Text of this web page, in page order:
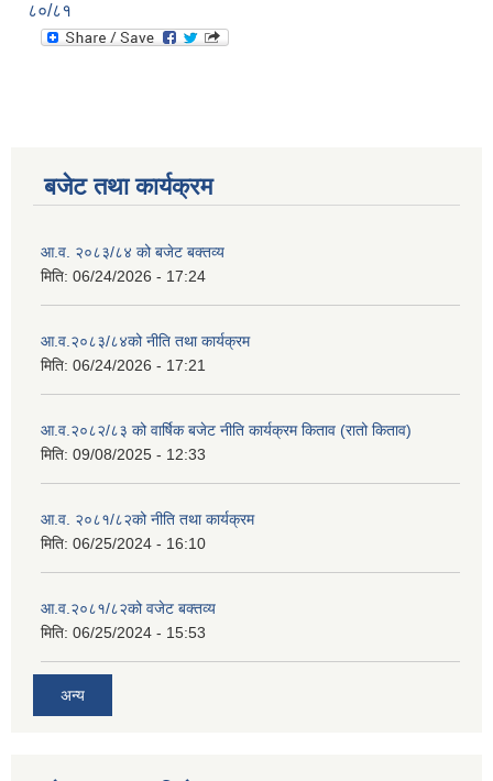
८०/८१
बजेट तथा कार्यक्रम
आ.व. २०८३/८४ को बजेट बक्तव्य
मिति: 06/24/2026 - 17:24
आ.व.२०८३/८४को नीति तथा कार्यक्रम
मिति: 06/24/2026 - 17:21
आ.व.२०८२/८३ को वार्षिक बजेट नीति कार्यक्रम किताव (रातो किताव)
मिति: 09/08/2025 - 12:33
आ.व. २०८१/८२को नीति तथा कार्यक्रम
मिति: 06/25/2024 - 16:10
आ.व.२०८१/८२को वजेट बक्तव्य
मिति: 06/25/2024 - 15:53
अन्य